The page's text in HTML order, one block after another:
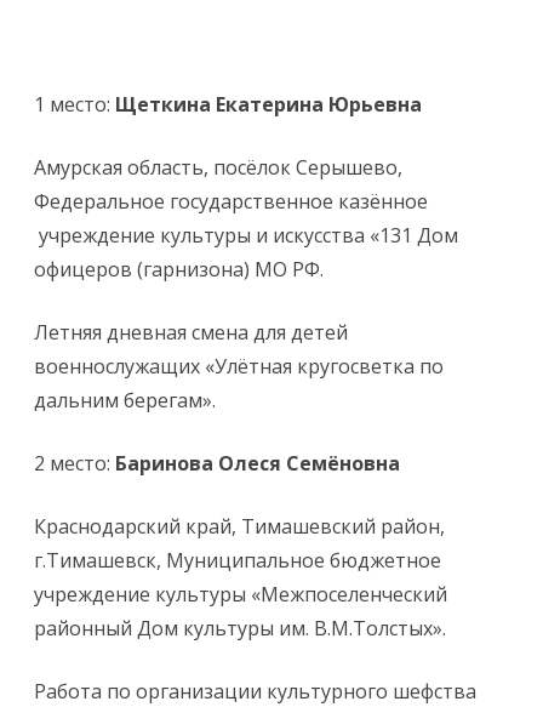
1 место: Щеткина Екатерина Юрьевна
Амурская область, посёлок Серышево,
Федеральное государственное казённое
учреждение культуры и искусства «131 Дом
офицеров (гарнизона) МО РФ.
Летняя дневная смена для детей
военнослужащих «Улётная кругосветка по
дальним берегам».
2 место: Баринова Олеся Семёновна
Краснодарский край, Тимашевский район,
г.Тимашевск, Муниципальное бюджетное
учреждение культуры «Межпоселенческий
районный Дом культуры им. В.М.Толстых».
Работа по организации культурного шефства